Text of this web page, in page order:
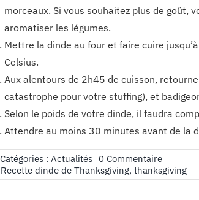
morceaux. Si vous souhaitez plus de goût,
aromatiser les légumes.
Mettre la dinde au four et faire cuire
Celsius.
Aux alentours de 2h45 de cuisson,
catastrophe pour votre stuffing), et
Selon le poids de votre dinde, il faudra
Attendre au moins 30 minutes avant de la
Catégories : Actualités 0 Commentaireon
Recette
de
Recette dinde de Thanksgiving, thanksgiving